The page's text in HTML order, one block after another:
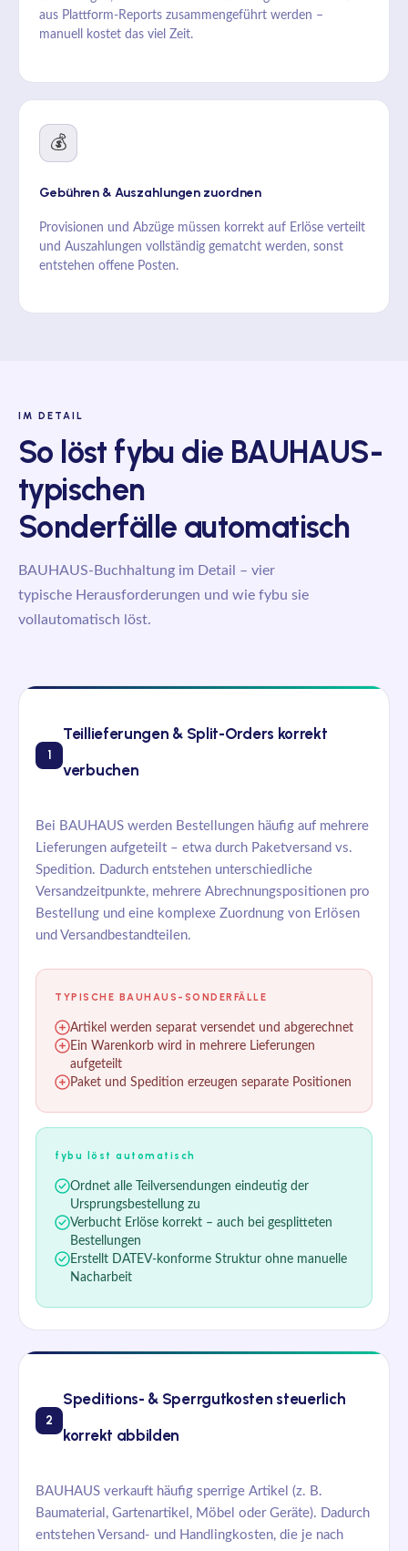
aus Plattform-Reports zusammengeführt werden –
manuell kostet das viel Zeit.
💰
Gebühren & Auszahlungen zuordnen
Provisionen und Abzüge müssen korrekt auf Erlöse verteilt
und Auszahlungen vollständig gematcht werden, sonst
entstehen offene Posten.
IM DETAIL
So löst fybu die BAUHAUS-
typischen
Sonderfälle automatisch
BAUHAUS-Buchhaltung im Detail – vier
typische Herausforderungen und wie fybu sie
vollautomatisch löst.
1
Teillieferungen & Split-Orders korrekt
verbuchen
Bei BAUHAUS werden Bestellungen häufig auf mehrere
Lieferungen aufgeteilt – etwa durch Paketversand vs.
Spedition. Dadurch entstehen unterschiedliche
Versandzeitpunkte, mehrere Abrechnungspositionen pro
Bestellung und eine komplexe Zuordnung von Erlösen
und Versandbestandteilen.
TYPISCHE BAUHAUS-SONDERFÄLLE
Artikel werden separat versendet und abgerechnet
Ein Warenkorb wird in mehrere Lieferungen
aufgeteilt
Paket und Spedition erzeugen separate Positionen
fybu löst automatisch
Ordnet alle Teilversendungen eindeutig der
Ursprungsbestellung zu
Verbucht Erlöse korrekt – auch bei gesplitteten
Bestellungen
Erstellt DATEV-konforme Struktur ohne manuelle
Nacharbeit
2
Speditions- & Sperrgutkosten steuerlich
korrekt abbilden
BAUHAUS verkauft häufig sperrige Artikel (z. B.
Baumaterial, Gartenartikel, Möbel oder Geräte). Dadurch
entstehen Versand- und Handlingkosten, die je nach